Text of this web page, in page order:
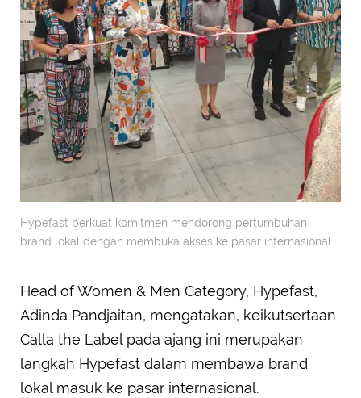
Hypefast perkuat komitmen mendorong pertumbuhan
brand lokal dengan membuka akses ke pasar internasional
Head of Women & Men Category, Hypefast,
Adinda Pandjaitan, mengatakan, keikutsertaan
Calla the Label pada ajang ini merupakan
langkah Hypefast dalam membawa brand
lokal masuk ke pasar internasional.